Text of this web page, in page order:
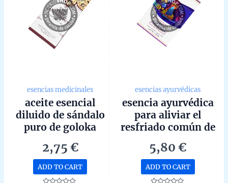
esencias medicinales
aceite esencial
diluido de sándalo
puro de goloka
2,75 €
ADD TO CART
esencias ayurvédicas
esencia ayurvédica
para aliviar el
resfriado común de
propiedades
medicinales de
10ml
5,80€
ADD TO CART